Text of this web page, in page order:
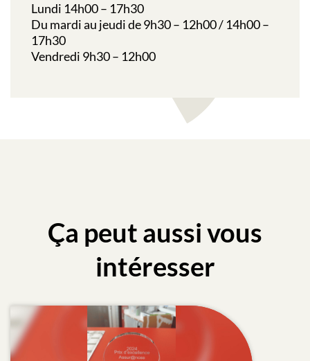
Lundi 14h00 – 17h30
Du mardi au jeudi de 9h30 – 12h00 / 14h00 –
17h30
Vendredi 9h30 – 12h00
Ça peut aussi vous
intéresser